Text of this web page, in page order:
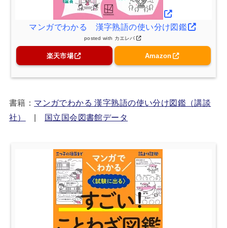
マンガでわかる 漢字熟語の使い分け図鑑
posted with カエレバ
楽天市場 Amazon
書籍： マンガでわかる 漢字熟語の使い分け図鑑（講談
社）
| 国立国会図書館データ